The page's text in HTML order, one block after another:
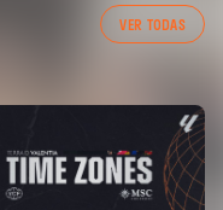
VER TODAS
CF 04/03/26